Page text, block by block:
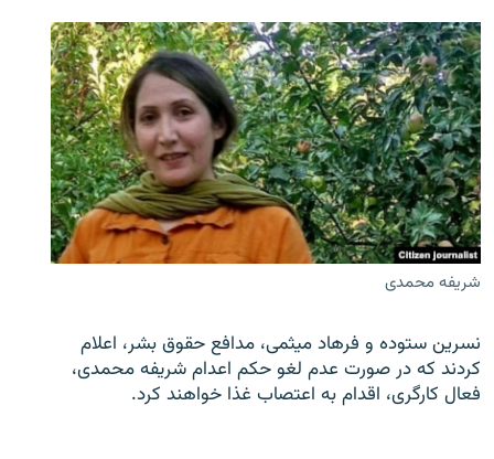
شریفه محمدی
نسرین ستوده و فرهاد میثمی، مدافع حقوق بشر، اعلام
کردند که در صورت عدم لغو حکم اعدام شریفه محمدی،
فعال کارگری، اقدام به اعتصاب غذا خواهند کرد.